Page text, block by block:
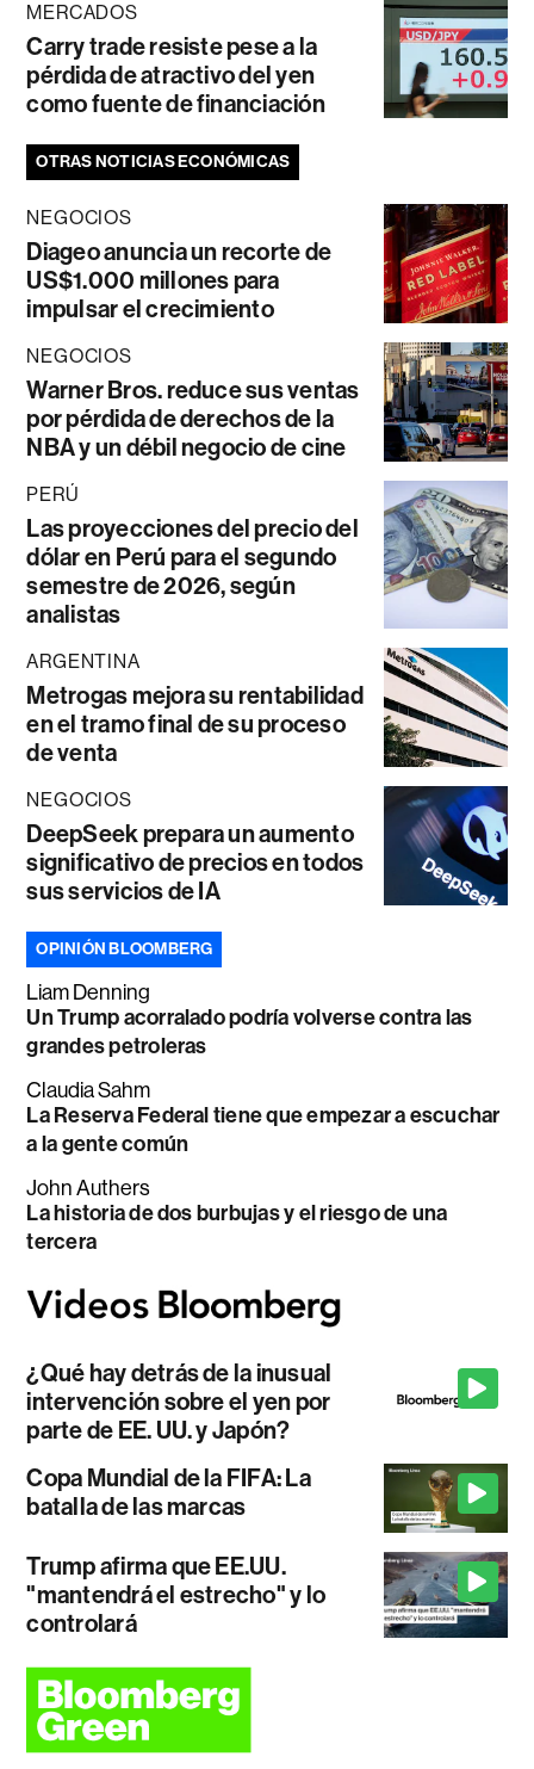
MERCADOS
Carry trade resiste pese a la
pérdida de atractivo del yen
como fuente de financiación
OTRAS NOTICIAS ECONÓMICAS
NEGOCIOS
Diageo anuncia un recorte de
US$1.000 millones para
impulsar el crecimiento
NEGOCIOS
Warner Bros. reduce sus ventas
por pérdida de derechos de la
NBA y un débil negocio de cine
PERÚ
Las proyecciones del precio del
dólar en Perú para el segundo
semestre de 2026, según
analistas
ARGENTINA
Metrogas mejora su rentabilidad
en el tramo final de su proceso
de venta
NEGOCIOS
DeepSeek prepara un aumento
significativo de precios en todos
sus servicios de IA
OPINIÓN BLOOMBERG
Liam Denning
Un Trump acorralado podría volverse contra las
grandes petroleras
Claudia Sahm
La Reserva Federal tiene que empezar a escuchar
a la gente común
John Authers
La historia de dos burbujas y el riesgo de una
tercera
¿Qué hay detrás de la inusual
intervención sobre el yen por
parte de EE. UU. y Japón?
Copa Mundial de la FIFA: La
batalla de las marcas
Trump afirma que EE.UU.
"mantendrá el estrecho" y lo
controlará